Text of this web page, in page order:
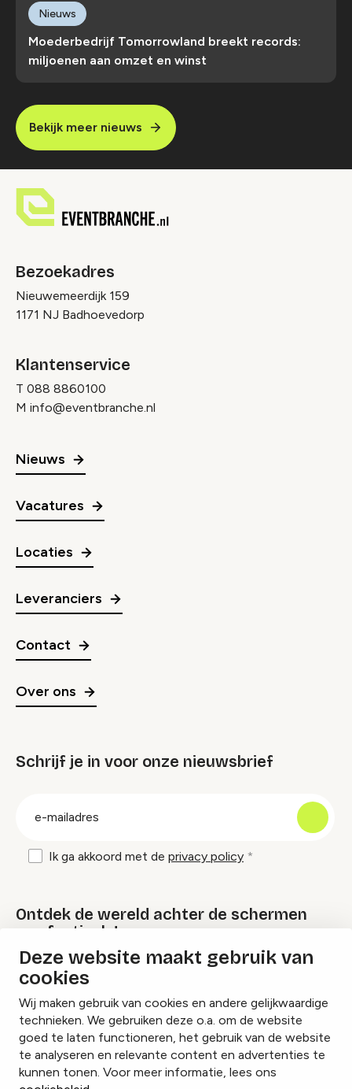
Deze website maakt gebruik van
cookies
Wij maken gebruik van cookies en andere gelijkwaardige
technieken. We gebruiken deze o.a. om de website
goed te laten functioneren, het gebruik van de website
te analyseren en relevante content en advertenties te
kunnen tonen. Voor meer informatie, lees ons
Moederbedrijf Tomorrowland breekt records:
miljoenen aan omzet en winst
Nieuws
Bekijk meer nieuws
Bezoekadres
Nieuwemeerdijk 159
1171 NJ Badhoevedorp
Klantenservice
T 088 8860100
M info@eventbranche.nl
Nieuws
Vacatures
Locaties
Leveranciers
Contact
Over ons
Schrijf je in voor onze nieuwsbrief
Ik ga akkoord met de privacy policy
Ontdek de wereld achter de schermen
van festivals!
Lees onze Festival Specials
InstagramFacebookLinkedIn